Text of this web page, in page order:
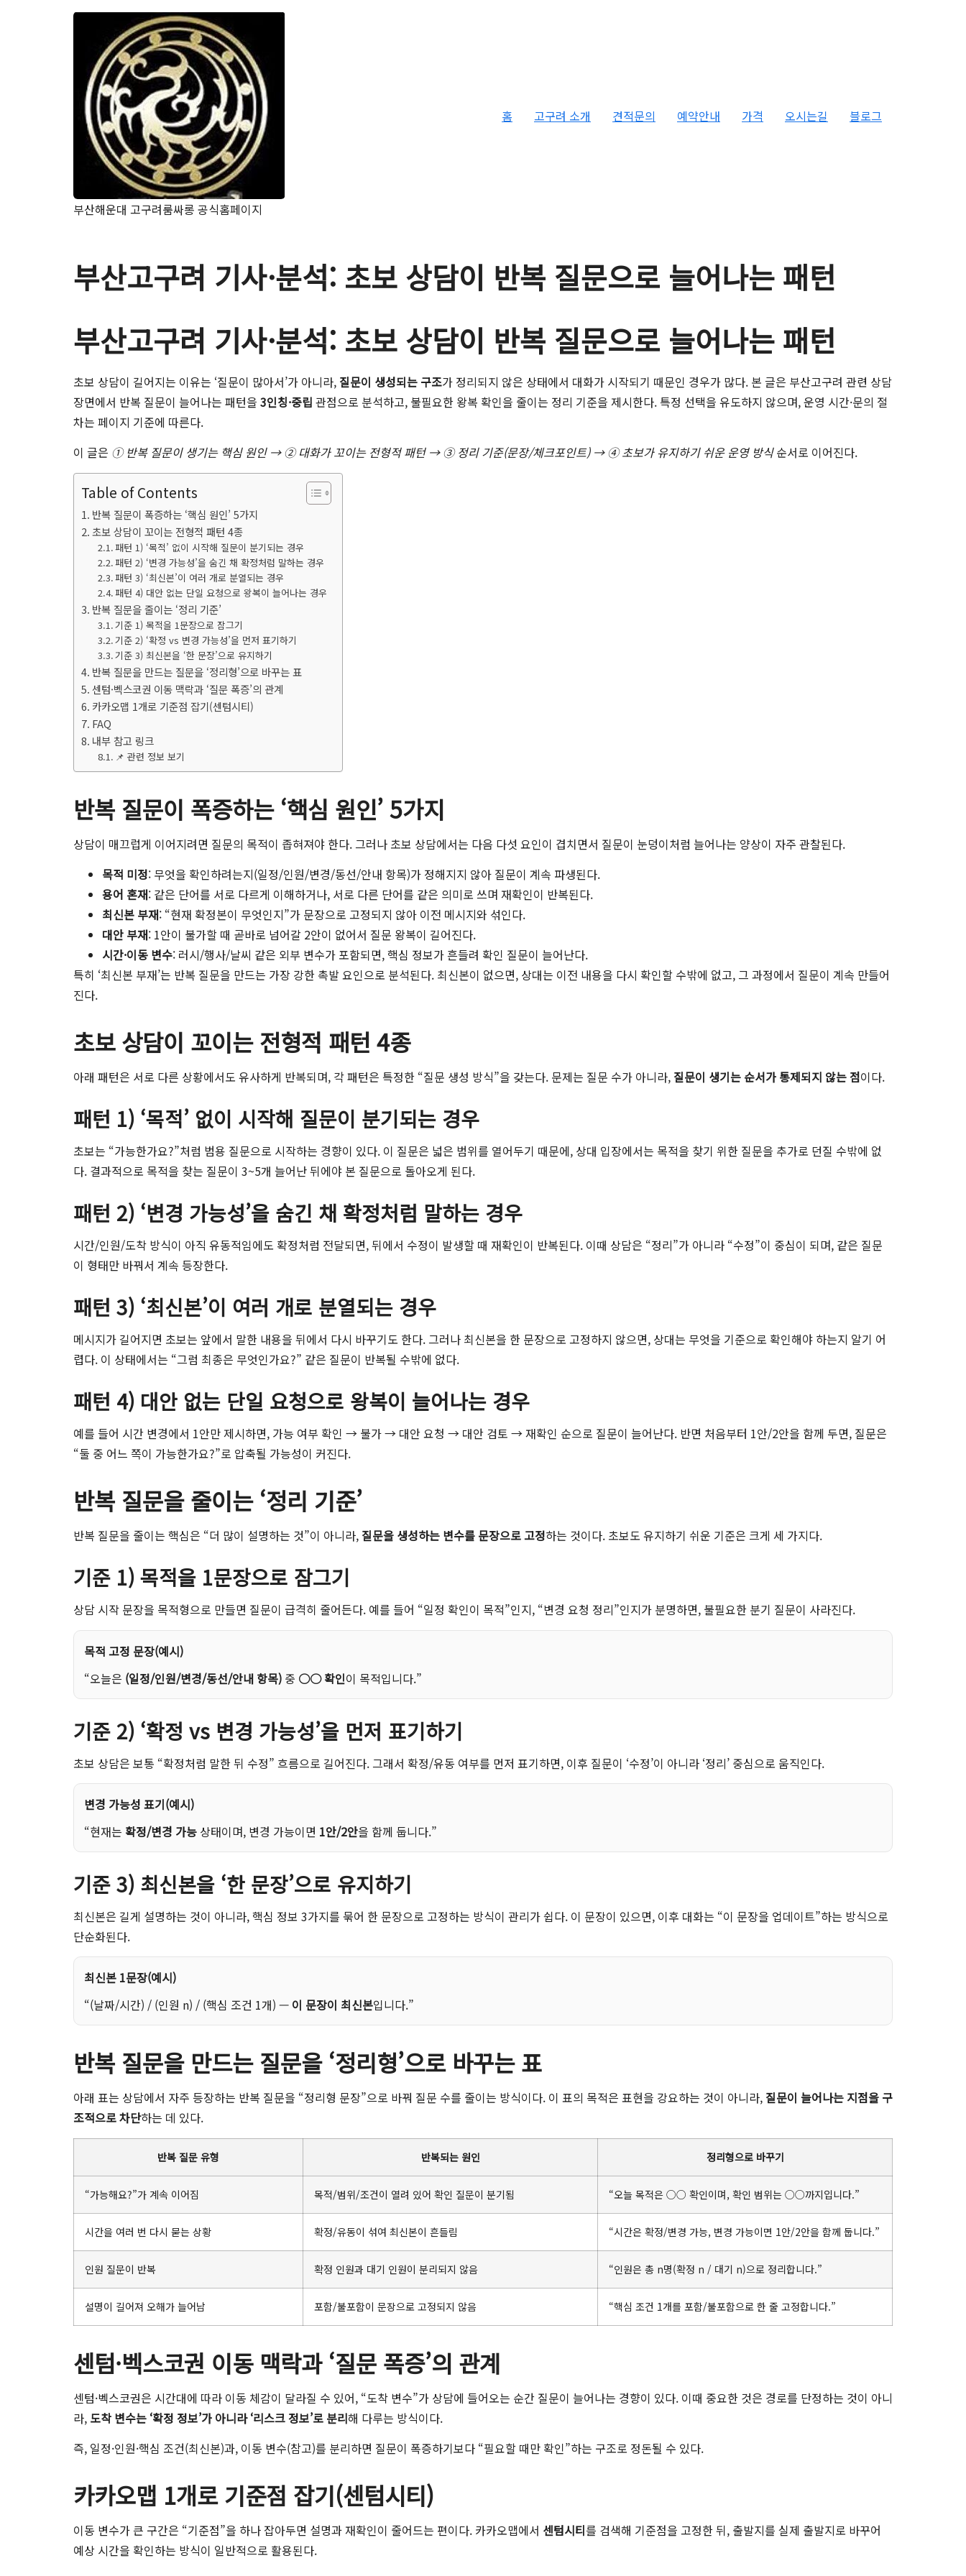
부산해운대 고구려룸싸롱 공식홈페이지
홈 고구려 소개 견적문의 예약안내 가격 오시는길 블로그
부산고구려 기사·분석: 초보 상담이 반복 질문으로 늘어나는 패턴
부산고구려 기사·분석: 초보 상담이 반복 질문으로 늘어나는 패턴
초보 상담이 길어지는 이유는 ‘질문이 많아서’가 아니라, 질문이 생성되는 구조가 정리되지 않은 상태에서 대화가 시작되기 때문인 경우가 많다. 본 글은 부산고구려 관련 상담
장면에서 반복 질문이 늘어나는 패턴을 3인칭·중립 관점으로 분석하고, 불필요한 왕복 확인을 줄이는 정리 기준을 제시한다. 특정 선택을 유도하지 않으며, 운영 시간·문의 절
차는 페이지 기준에 따른다.
이 글은 ① 반복 질문이 생기는 핵심 원인 → ② 대화가 꼬이는 전형적 패턴 → ③ 정리 기준(문장/체크포인트) → ④ 초보가 유지하기 쉬운 운영 방식순서로 이어진다.
Table of Contents
반복 질문이 폭증하는 ‘핵심 원인’ 5가지
초보 상담이 꼬이는 전형적 패턴 4종
패턴 1) ‘목적’ 없이 시작해 질문이 분기되는 경우
패턴 2) ‘변경 가능성’을 숨긴 채 확정처럼 말하는 경우
패턴 3) ‘최신본’이 여러 개로 분열되는 경우
패턴 4) 대안 없는 단일 요청으로 왕복이 늘어나는 경우
반복 질문을 줄이는 ‘정리 기준’
기준 1) 목적을 1문장으로 잠그기
기준 2) ‘확정 vs 변경 가능성’을 먼저 표기하기
기준 3) 최신본을 ‘한 문장’으로 유지하기
반복 질문을 만드는 질문을 ‘정리형’으로 바꾸는 표
센텀·벡스코권 이동 맥락과 ‘질문 폭증’의 관계
카카오맵 1개로 기준점 잡기(센텀시티)
FAQ
내부 참고 링크
📌 관련 정보 보기
반복 질문이 폭증하는 ‘핵심 원인’ 5가지
상담이 매끄럽게 이어지려면 질문의 목적이 좁혀져야 한다. 그러나 초보 상담에서는 다음 다섯 요인이 겹치면서 질문이 눈덩이처럼 늘어나는 양상이 자주 관찰된다.
목적 미정: 무엇을 확인하려는지(일정/인원/변경/동선/안내 항목)가 정해지지 않아 질문이 계속 파생된다.
용어 혼재: 같은 단어를 서로 다르게 이해하거나, 서로 다른 단어를 같은 의미로 쓰며 재확인이 반복된다.
최신본 부재: “현재 확정본이 무엇인지”가 문장으로 고정되지 않아 이전 메시지와 섞인다.
대안 부재: 1안이 불가할 때 곧바로 넘어갈 2안이 없어서 질문 왕복이 길어진다.
시간·이동 변수: 러시/행사/날씨 같은 외부 변수가 포함되면, 핵심 정보가 흔들려 확인 질문이 늘어난다.
특히 ‘최신본 부재’는 반복 질문을 만드는 가장 강한 촉발 요인으로 분석된다. 최신본이 없으면, 상대는 이전 내용을 다시 확인할 수밖에 없고, 그 과정에서 질문이 계속 만들어
진다.
초보 상담이 꼬이는 전형적 패턴 4종
아래 패턴은 서로 다른 상황에서도 유사하게 반복되며, 각 패턴은 특정한 “질문 생성 방식”을 갖는다. 문제는 질문 수가 아니라, 질문이 생기는 순서가 통제되지 않는 점이다.
패턴 1) ‘목적’ 없이 시작해 질문이 분기되는 경우
초보는 “가능한가요?”처럼 범용 질문으로 시작하는 경향이 있다. 이 질문은 넓은 범위를 열어두기 때문에, 상대 입장에서는 목적을 찾기 위한 질문을 추가로 던질 수밖에 없
다. 결과적으로 목적을 찾는 질문이 3~5개 늘어난 뒤에야 본 질문으로 돌아오게 된다.
패턴 2) ‘변경 가능성’을 숨긴 채 확정처럼 말하는 경우
시간/인원/도착 방식이 아직 유동적임에도 확정처럼 전달되면, 뒤에서 수정이 발생할 때 재확인이 반복된다. 이때 상담은 “정리”가 아니라 “수정”이 중심이 되며, 같은 질문
이 형태만 바꿔서 계속 등장한다.
패턴 3) ‘최신본’이 여러 개로 분열되는 경우
메시지가 길어지면 초보는 앞에서 말한 내용을 뒤에서 다시 바꾸기도 한다. 그러나 최신본을 한 문장으로 고정하지 않으면, 상대는 무엇을 기준으로 확인해야 하는지 알기 어
렵다. 이 상태에서는 “그럼 최종은 무엇인가요?” 같은 질문이 반복될 수밖에 없다.
패턴 4) 대안 없는 단일 요청으로 왕복이 늘어나는 경우
예를 들어 시간 변경에서 1안만 제시하면, 가능 여부 확인 → 불가 → 대안 요청 → 대안 검토 → 재확인 순으로 질문이 늘어난다. 반면 처음부터 1안/2안을 함께 두면, 질문은
“둘 중 어느 쪽이 가능한가요?”로 압축될 가능성이 커진다.
반복 질문을 줄이는 ‘정리 기준’
반복 질문을 줄이는 핵심은 “더 많이 설명하는 것”이 아니라, 질문을 생성하는 변수를 문장으로 고정하는 것이다. 초보도 유지하기 쉬운 기준은 크게 세 가지다.
기준 1) 목적을 1문장으로 잠그기
상담 시작 문장을 목적형으로 만들면 질문이 급격히 줄어든다. 예를 들어 “일정 확인이 목적”인지, “변경 요청 정리”인지가 분명하면, 불필요한 분기 질문이 사라진다.
목적 고정 문장(예시)
“오늘은 (일정/인원/변경/동선/안내 항목) 중 ○○ 확인이 목적입니다.”
기준 2) ‘확정 vs 변경 가능성’을 먼저 표기하기
초보 상담은 보통 “확정처럼 말한 뒤 수정” 흐름으로 길어진다. 그래서 확정/유동 여부를 먼저 표기하면, 이후 질문이 ‘수정’이 아니라 ‘정리’ 중심으로 움직인다.
변경 가능성 표기(예시)
“현재는 확정/변경 가능 상태이며, 변경 가능이면 1안/2안을 함께 둡니다.”
기준 3) 최신본을 ‘한 문장’으로 유지하기
최신본은 길게 설명하는 것이 아니라, 핵심 정보 3가지를 묶어 한 문장으로 고정하는 방식이 관리가 쉽다. 이 문장이 있으면, 이후 대화는 “이 문장을 업데이트”하는 방식으로
단순화된다.
최신본 1문장(예시)
“(날짜/시간) / (인원 n) / (핵심 조건 1개) — 이 문장이 최신본입니다.”
반복 질문을 만드는 질문을 ‘정리형’으로 바꾸는 표
아래 표는 상담에서 자주 등장하는 반복 질문을 “정리형 문장”으로 바꿔 질문 수를 줄이는 방식이다. 이 표의 목적은 표현을 강요하는 것이 아니라, 질문이 늘어나는 지점을 구
조적으로 차단하는 데 있다.
반복 질문 유형 반복되는 원인 정리형으로 바꾸기
“가능해요?”가 계속 이어짐 목적/범위/조건이 열려 있어 확인 질문이 분기됨 “오늘 목적은 ○○ 확인이며, 확인 범위는 ○○까지입니다.”
시간을 여러 번 다시 묻는 상황 확정/유동이 섞여 최신본이 흔들림 “시간은 확정/변경 가능, 변경 가능이면 1안/2안을 함께 둡니다.”
인원 질문이 반복 확정 인원과 대기 인원이 분리되지 않음 “인원은 총 n명(확정 n / 대기 n)으로 정리합니다.”
설명이 길어져 오해가 늘어남 포함/불포함이 문장으로 고정되지 않음 “핵심 조건 1개를 포함/불포함으로 한 줄 고정합니다.”
센텀·벡스코권 이동 맥락과 ‘질문 폭증’의 관계
센텀·벡스코권은 시간대에 따라 이동 체감이 달라질 수 있어, “도착 변수”가 상담에 들어오는 순간 질문이 늘어나는 경향이 있다. 이때 중요한 것은 경로를 단정하는 것이 아니
라, 도착 변수는 ‘확정 정보’가 아니라 ‘리스크 정보’로 분리해 다루는 방식이다.
즉, 일정·인원·핵심 조건(최신본)과, 이동 변수(참고)를 분리하면 질문이 폭증하기보다 “필요할 때만 확인”하는 구조로 정돈될 수 있다.
카카오맵 1개로 기준점 잡기(센텀시티)
이동 변수가 큰 구간은 “기준점”을 하나 잡아두면 설명과 재확인이 줄어드는 편이다. 카카오맵에서 센텀시티를 검색해 기준점을 고정한 뒤, 출발지를 실제 출발지로 바꾸어
예상 시간을 확인하는 방식이 일반적으로 활용된다.